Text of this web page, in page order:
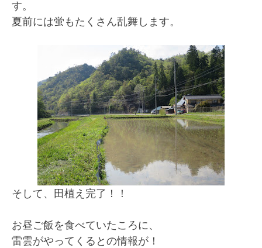
す。
夏前には蛍もたくさん乱舞します。
そして、田植え完了！！
お昼ご飯を食べていたころに、
雷雲がやってくるとの情報が！